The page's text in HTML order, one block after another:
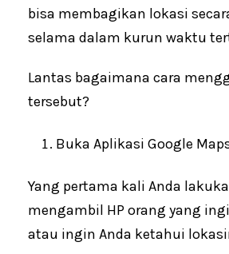
bisa membagikan lokasi
selama dalam kurun waktu
Lantas bagaimana cara
tersebut?
Buka Aplikasi Google
Yang pertama kali Anda
mengambil HP orang yang
atau ingin Anda ketahui